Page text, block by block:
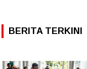
BERITA TERKINI